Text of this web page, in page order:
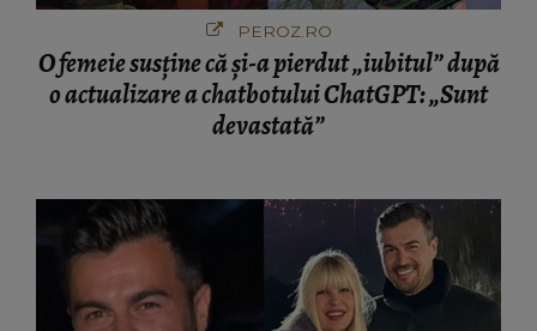
PEROZ.RO
O femeie susține că și-a pierdut „iubitul” după
o actualizare a chatbotului ChatGPT: „Sunt
devastată”